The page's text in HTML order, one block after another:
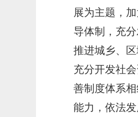
展为主题，
导体制，充
推进城乡、
充分开发社
善制度体系
能力，依法发